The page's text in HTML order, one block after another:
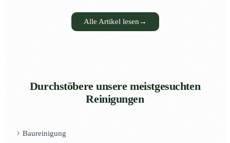
Alle Artikel lesen →
Durchstöbere unsere meistgesuchten
Reinigungen
Baureinigung